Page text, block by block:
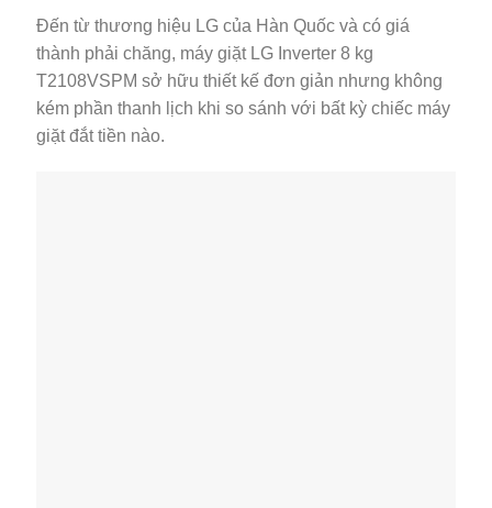
Đến từ thương hiệu LG của Hàn Quốc và có giá
thành phải chăng, máy giặt LG Inverter 8 kg
T2108VSPM sở hữu thiết kế đơn giản nhưng không
kém phần thanh lịch khi so sánh với bất kỳ chiếc máy
giặt đắt tiền nào.